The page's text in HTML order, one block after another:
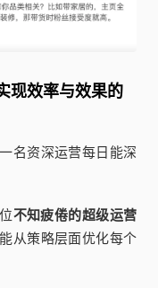
现效率与效果的
名资深运营每日能深
不知疲倦的超级运营
从策略层面优化每个